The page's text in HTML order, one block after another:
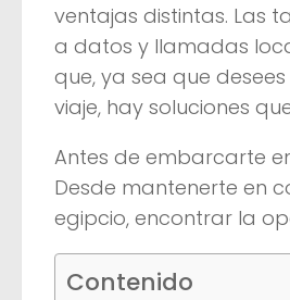
ventajas distintas. Las
a datos y llamadas
que, ya sea que
viaje, hay soluciones
Antes de embarcarte
Desde mantenerte en
egipcio, encontrar la
Contenido